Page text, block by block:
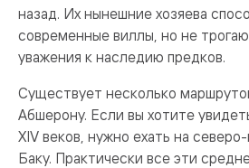
назад. Их нынешние хозяева
современные виллы, но не
уважения к наследию предков.
Существует несколько
Абшерону. Если вы хотите
XIV веков, нужно ехать на
Баку. Практически все эти